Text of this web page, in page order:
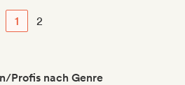
1 2
Profis nach Genre